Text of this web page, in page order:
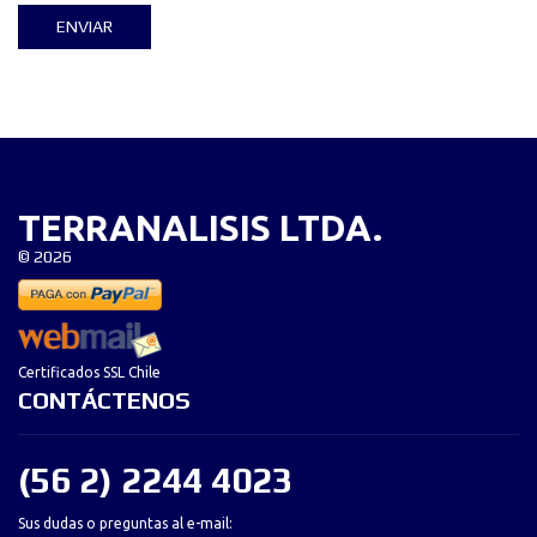
ENVIAR
TERRANALISIS LTDA.
© 2026
Certificados SSL Chile
CONTÁCTENOS
(56 2) 2244 4023
Sus dudas o preguntas al e-mail: